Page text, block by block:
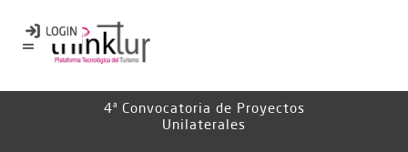
4ª Convocatoria de Proyectos
Unilaterales